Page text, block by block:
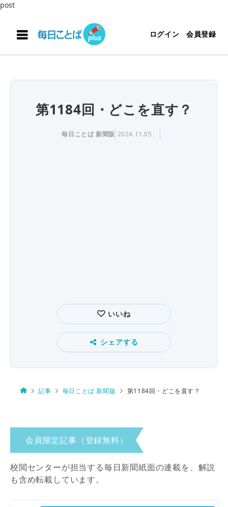
post
ログイン 会員登録
第1184回・どこを直す？
毎日ことば 新聞版 2024.11.05
いいね
シェアする
記事 毎日ことば 新聞版 第1184回・どこを直す？
会員限定記事（登録無料）
校閲センターが担当する毎日新聞紙面の連載を、解説
も含め転載しています。